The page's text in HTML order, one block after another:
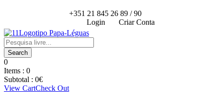
+351 21 845 26 89 / 90
Login
Criar Conta
0
Items : 0
Subtotal : 0€
View CartCheck Out